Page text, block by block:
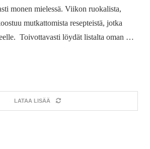
monen mielessä. Viikon ruokalista,
mutkattomista resepteistä, jotka
Toivottavasti löydät listalta oman …
LATAA LISÄÄ